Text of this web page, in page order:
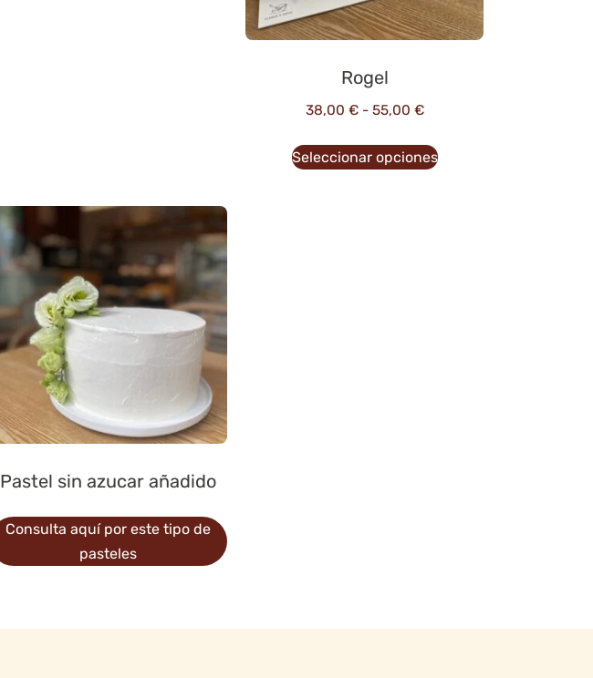
Rogel
38,00 € - 55,00 €
Seleccionar opciones
Pastel sin azucar añadido
Consulta aquí por este tipo de
pasteles